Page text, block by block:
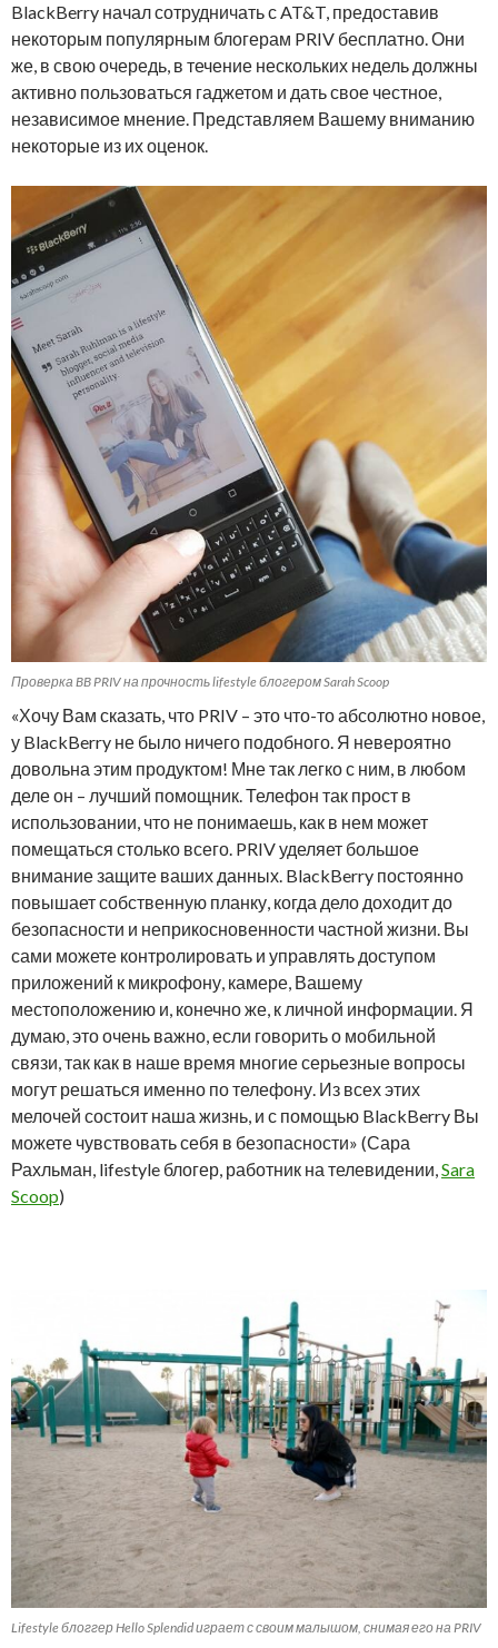
BlackBerry начал сотрудничать с AT&T, предоставив
некоторым популярным блогерам PRIV бесплатно. Они
же, в свою очередь, в течение нескольких недель должны
активно пользоваться гаджетом и дать свое честное,
независимое мнение. Представляем Вашему вниманию
некоторые из их оценок.
Проверка BB PRIV на прочность lifestyle блогером Sarah Scoop
«Хочу Вам сказать, что PRIV – это что-то абсолютно новое,
у BlackBerry не было ничего подобного. Я невероятно
довольна этим продуктом! Мне так легко с ним, в любом
деле он – лучший помощник. Телефон так прост в
использовании, что не понимаешь, как в нем может
помещаться столько всего. PRIV уделяет большое
внимание защите ваших данных. BlackBerry постоянно
повышает собственную планку, когда дело доходит до
безопасности и неприкосновенности частной жизни. Вы
сами можете контролировать и управлять доступом
приложений к микрофону, камере, Вашему
местоположению и, конечно же, к личной информации. Я
думаю, это очень важно, если говорить о мобильной
связи, так как в наше время многие серьезные вопросы
могут решаться именно по телефону. Из всех этих
мелочей состоит наша жизнь, и с помощью BlackBerry Вы
можете чувствовать себя в безопасности» (Сара
Рахльман, lifestyle блогер, работник на телевидении,Sara
Scoop)
Lifestyle блоггер Hello Splendid играет с своим малышом, снимая его на PRIV